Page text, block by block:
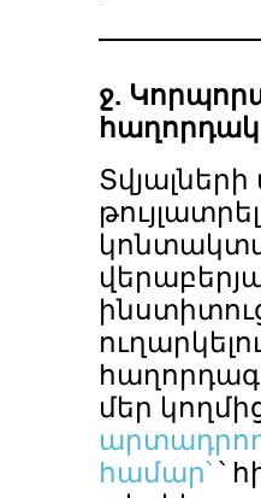
ջ.
մեր
համար՝ ՝